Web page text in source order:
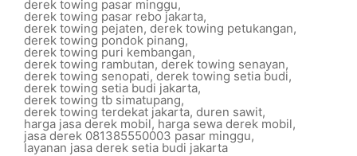
derek towing pasar minggu,
derek towing pasar rebo jakarta,
derek towing pejaten, derek towing petukangan,
derek towing pondok pinang,
derek towing puri kembangan,
derek towing rambutan, derek towing senayan,
derek towing senopati,derek towing setia budi,
derek towing setia budi jakarta,
derek towing tb simatupang,
derek towing terdekat jakarta, duren sawit,
harga jasa derek mobil, harga sewa derek mobil,
jasa derek 081385550003 pasar minggu,
layanan jasa derek setia budi jakarta